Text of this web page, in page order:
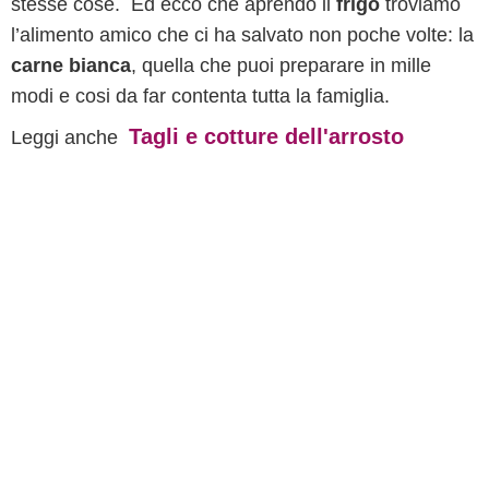
stesse cose. Ed ecco che aprendo il frigo troviamo
l’alimento amico che ci ha salvato non poche volte: la
carne bianca, quella che puoi preparare in mille
modi e cosi da far contenta tutta la famiglia.
Leggi anche Tagli e cotture dell'arrosto